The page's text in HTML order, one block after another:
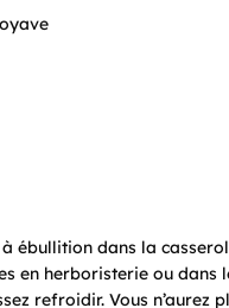
ébullition dans la
en herboristerie ou dans
refroidir. Vous n’aurez